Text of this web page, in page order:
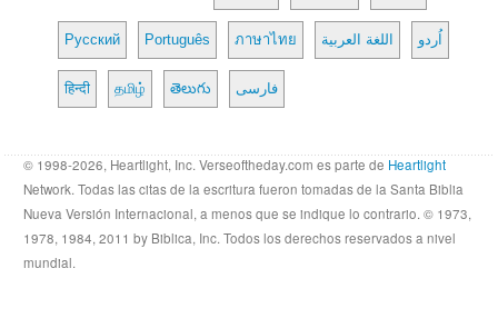
Русский Português ภาษาไทย اللغة العربية اُردو
हिन्दी தமிழ் తెలుగు فارسی
© 1998-2026, Heartlight, Inc. Verseoftheday.com es parte de Heartlight
Network. Todas las citas de la escritura fueron tomadas de la Santa Biblia
Nueva Versión Internacional, a menos que se indique lo contrario. © 1973,
1978, 1984, 2011 by Biblica, Inc. Todos los derechos reservados a nivel
mundial.